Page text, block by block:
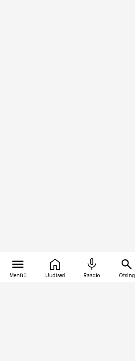
Menüü Uudised Raadio Otsing